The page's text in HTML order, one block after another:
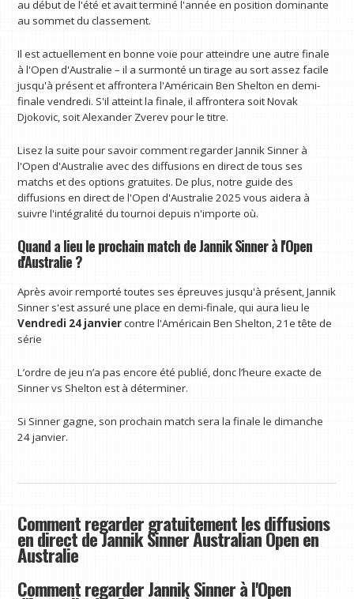
au début de l'été et avait terminé l'année en position dominante
au sommet du classement.
Il est actuellement en bonne voie pour atteindre une autre finale
à l'Open d'Australie – il a surmonté un tirage au sort assez facile
jusqu'à présent et affrontera l'Américain Ben Shelton en demi-
finale vendredi. S'il atteint la finale, il affrontera soit Novak
Djokovic, soit Alexander Zverev pour le titre.
Lisez la suite pour savoir comment regarder Jannik Sinner à
l'Open d'Australie avec des diffusions en direct de tous ses
matchs et des options gratuites. De plus, notre guide des
diffusions en direct de l'Open d'Australie 2025 vous aidera à
suivre l'intégralité du tournoi depuis n'importe où.
Quand a lieu le prochain match de Jannik Sinner à l'Open
d'Australie ?
Après avoir remporté toutes ses épreuves jusqu'à présent, Jannik
Sinner s'est assuré une place en demi-finale, qui aura lieu le
Vendredi 24 janviercontre l'Américain Ben Shelton, 21e tête de
série
L’ordre de jeu n’a pas encore été publié, donc l’heure exacte de
Sinner vs Shelton est à déterminer.
Si Sinner gagne, son prochain match sera la finale le dimanche
24 janvier.
Comment regarder gratuitement les diffusions
en direct de Jannik Sinner Australian Open en
Australie
Comment regarder Jannik Sinner à l'Open